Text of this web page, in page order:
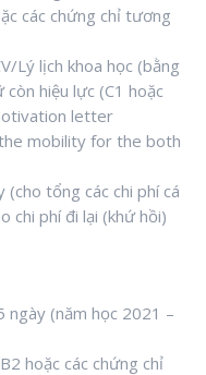
các chứng chỉ tương
Lý lịch khoa học (bằng
hiệu lực (C1 hoặc
letter
mobility for the both
(cho tổng các chi phí cá
chi phí đi lại (khứ hồi)
ngày (năm học 2021 –
hoặc các chứng chỉ